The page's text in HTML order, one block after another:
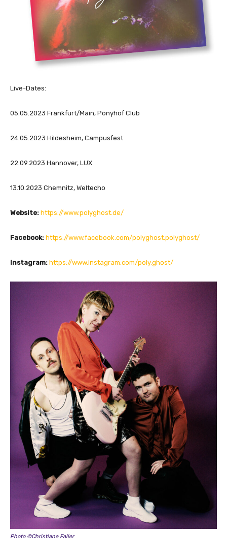
Live-Dates:
05.05.2023 Frankfurt/Main, Ponyhof Club
24.05.2023 Hildesheim, Campusfest
22.09.2023 Hannover, LUX
13.10.2023 Chemnitz, Weltecho
Website: https://www.polyghost.de/
Facebook: https://www.facebook.com/polyghost.polyghost/
Instagram: https://www.instagram.com/poly.ghost/
Photo ©Christiane Faller